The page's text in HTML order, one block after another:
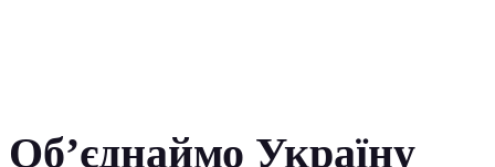
Об’єднаймо Україну